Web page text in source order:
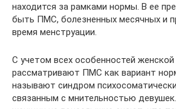
находится за рамками нормы. В ее
быть ПМС, болезненных месячных и
время менструации.
С учетом всех особенностей женской
рассматривают ПМС как вариант
называют синдром
связанным с мнительностью